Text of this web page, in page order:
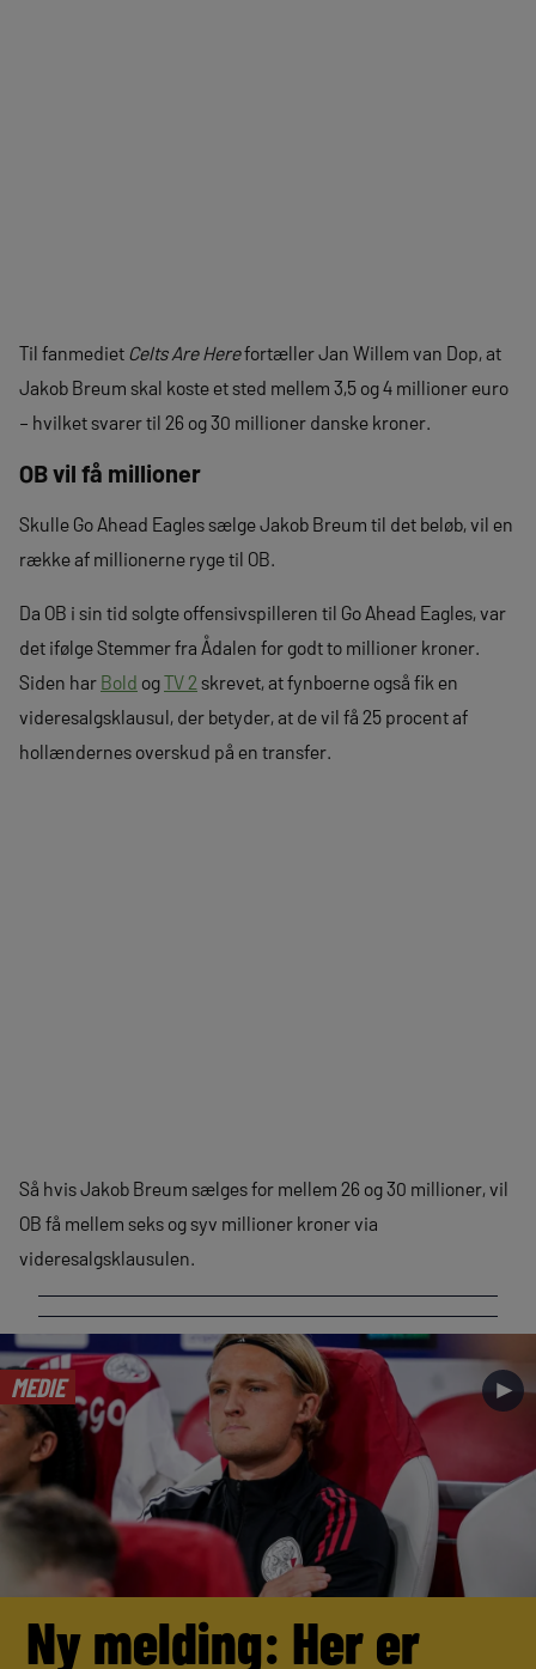
Til fanmediet Celts Are Herefortæller Jan Willem van Dop, at
Jakob Breum skal koste et sted mellem 3,5 og 4 millioner euro
– hvilket svarer til 26 og 30 millioner danske kroner.
OB vil få millioner
Skulle Go Ahead Eagles sælge Jakob Breum til det beløb, vil en
række af millionerne ryge til OB.
Da OB i sin tid solgte offensivspilleren til Go Ahead Eagles, var
det ifølge Stemmer fra Ådalen for godt to millioner kroner.
Siden har Bold ogTV 2 skrevet, at fynboerne også fik en
videresalgsklausul, der betyder, at de vil få 25 procent af
hollændernes overskud på en transfer.
Så hvis Jakob Breum sælges for mellem 26 og 30 millioner, vil
OB få mellem seks og syv millioner kroner via
videresalgsklausulen.
MEDIE ►
Ny melding: Her er